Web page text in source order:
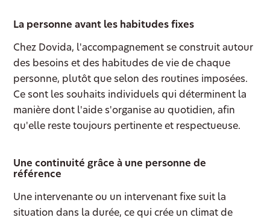
La personne avant les habitudes fixes
Chez Dovida, l'accompagnement se construit autour
des besoins et des habitudes de vie de chaque
personne, plutôt que selon des routines imposées.
Ce sont les souhaits individuels qui déterminent la
manière dont l'aide s'organise au quotidien, afin
qu'elle reste toujours pertinente et respectueuse.
Une continuité grâce à une personne de
référence
Une intervenante ou un intervenant fixe suit la
situation dans la durée, ce qui crée un climat de